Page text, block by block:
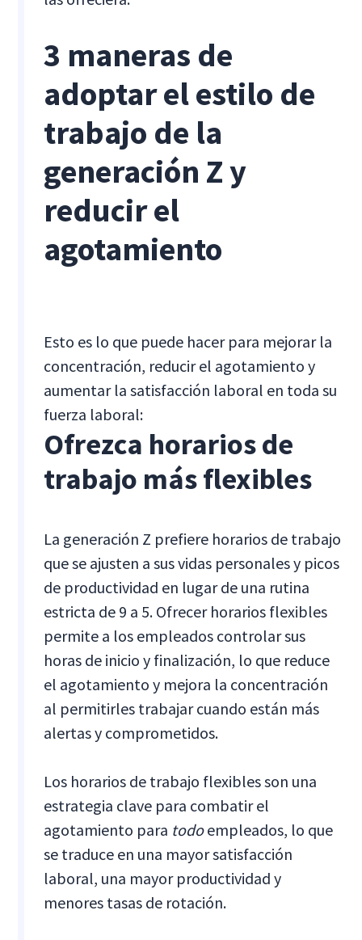
3 maneras de
adoptar el estilo de
trabajo de la
generación Z y
reducir el
agotamiento
Esto es lo que puede hacer para mejorar la
concentración, reducir el agotamiento y
aumentar la satisfacción laboral en toda su
fuerza laboral:
Ofrezca horarios de
trabajo más flexibles
La generación Z prefiere horarios de trabajo
que se ajusten a sus vidas personales y picos
de productividad en lugar de una rutina
estricta de 9 a 5. Ofrecer horarios flexibles
permite a los empleados controlar sus
horas de inicio y finalización, lo que reduce
el agotamiento y mejora la concentración
al permitirles trabajar cuando están más
alertas y comprometidos.
Los horarios de trabajo flexibles son una
estrategia clave para combatir el
agotamiento para todoempleados, lo que
se traduce en una mayor satisfacción
laboral, una mayor productividad y
menores tasas de rotación.